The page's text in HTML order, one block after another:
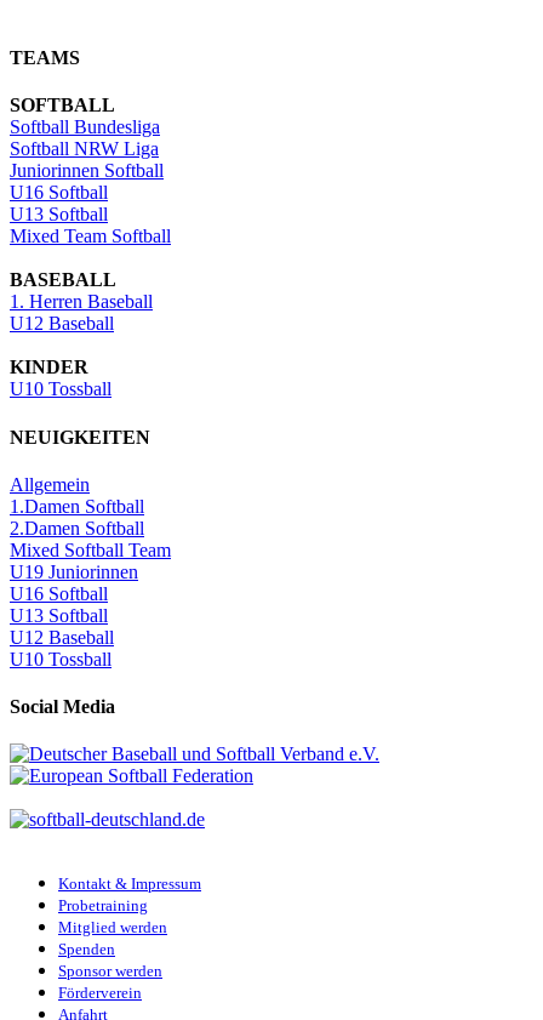
TEAMS
SOFTBALL
Softball Bundesliga
Softball NRW Liga
Juniorinnen Softball
U16 Softball
U13 Softball
Mixed Team Softball
BASEBALL
1. Herren Baseball
U12 Baseball
KINDER
U10 Tossball
NEUIGKEITEN
Allgemein
1.Damen Softball
2.Damen Softball
Mixed Softball Team
U19 Juniorinnen
U16 Softball
U13 Softball
U12 Baseball
U10 Tossball
Social Media
Kontakt & Impressum
Probetraining
Mitglied werden
Spenden
Sponsor werden
Förderverein
Anfahrt